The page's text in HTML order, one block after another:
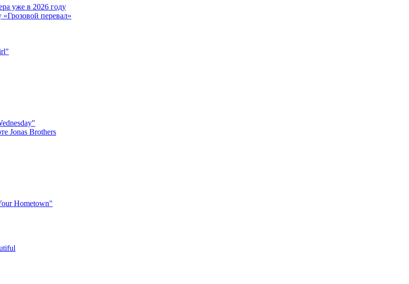
уже в 2026 году
перевал»
Jonas Brothers
Hometown"